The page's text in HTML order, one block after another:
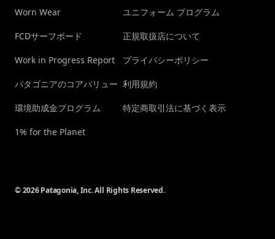
Worn Wear
FCDサーフボード
Work in Progress Report
パタゴニアのコアバリュー
環境助成金プログラム
1% for the Planet
ユニフォーム プログラム
正規取扱店について
プライバシーポリシー
利用規約
特定商取引法に基づく表示
© 2026 Patagonia, Inc. All Rights Reserved.